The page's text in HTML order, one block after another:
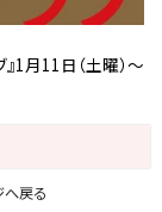
1月11日（土曜）～
へ戻る